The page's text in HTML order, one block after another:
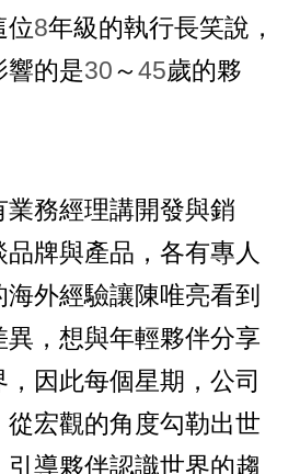
位8年級的執行長笑說，
響的是30～45歲的夥
務經理講開發與銷
牌與產品，各有專人
外經驗讓陳唯亮看到
，想與年輕夥伴分享
因此每個星期，公司
宏觀的角度勾勒出世
導夥伴認識世界的趨